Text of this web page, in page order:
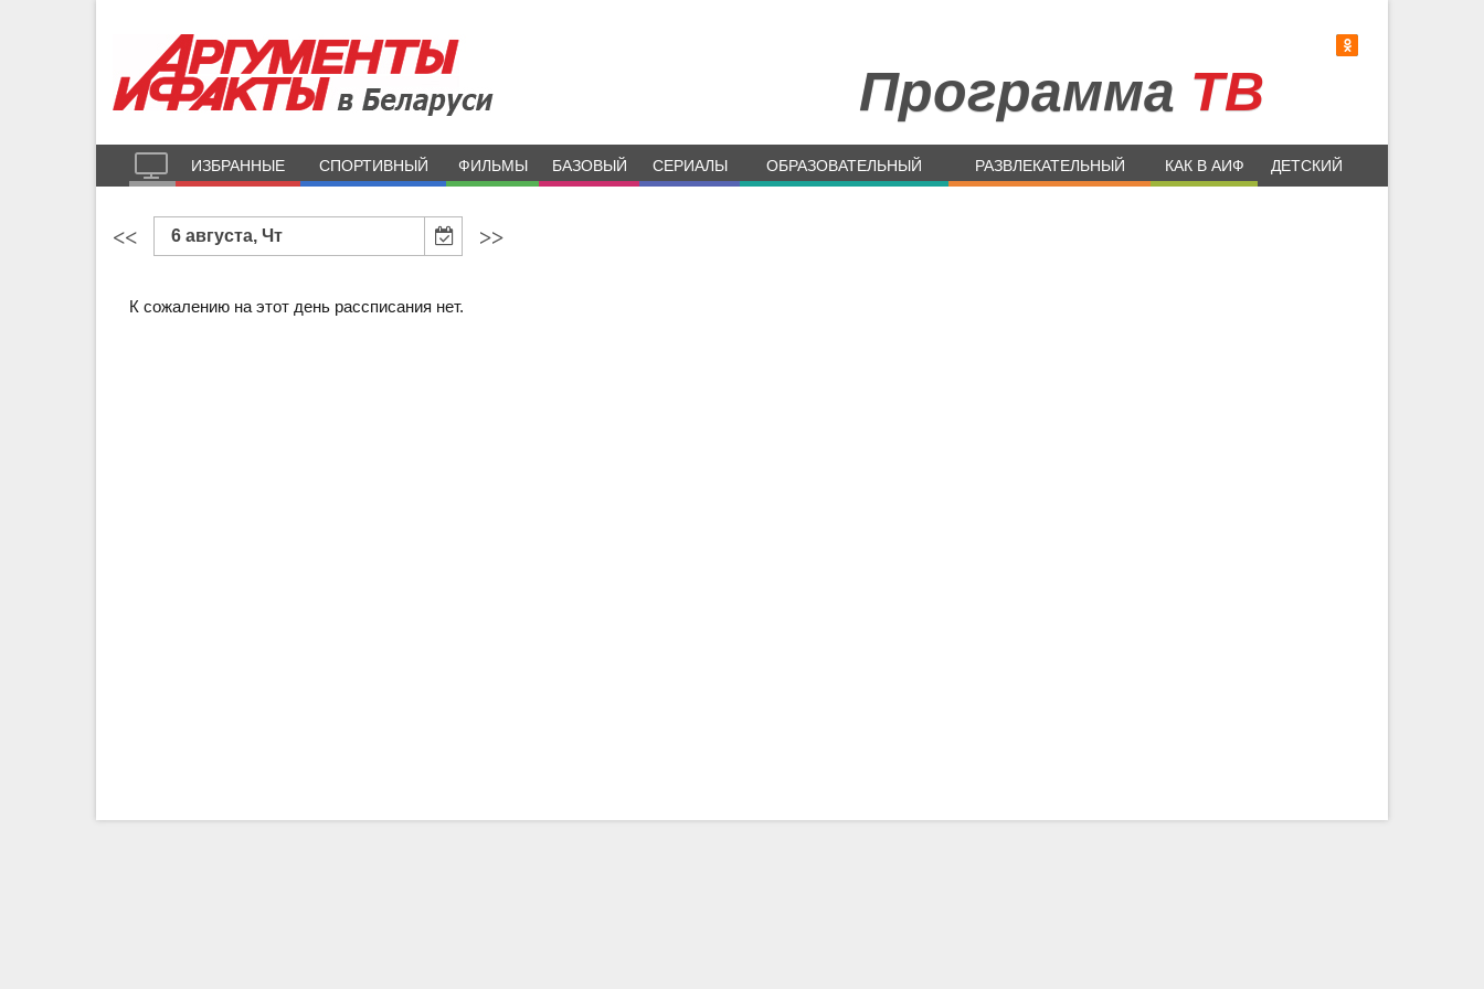
Программа ТВ
ИЗБРАННЫЕ СПОРТИВНЫЙ ФИЛЬМЫ БАЗОВЫЙ СЕРИАЛЫ ОБРАЗОВАТЕЛЬНЫЙ РАЗВЛЕКАТЕЛЬНЫЙ КАК В АИФ ДЕТСКИЙ
<< 6 августа, Чт >>
К сожалению на этот день рассписания нет.